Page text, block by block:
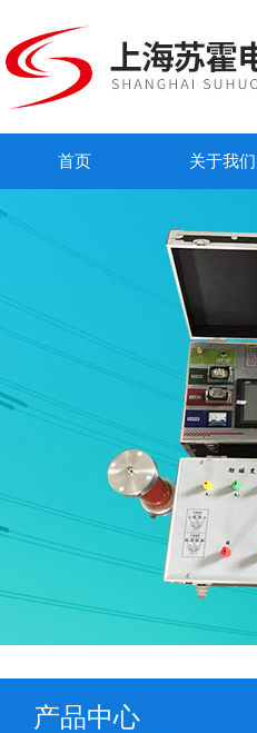
首页 关于我们
产品中心